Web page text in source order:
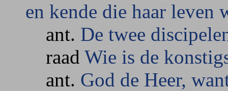
en kende die haar leven
ant. De twee
raad Wie is de
ant. God de Heer,